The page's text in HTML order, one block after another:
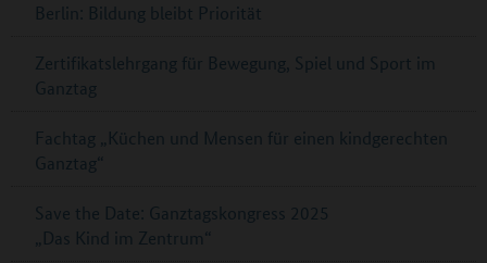
Berlin: Bildung bleibt Priorität
Zertifikatslehrgang für Bewegung, Spiel und Sport im
Ganztag
Fachtag „Küchen und Mensen für einen kindgerechten
Ganztag“
Save the Date: Ganztagskongress 2025
„Das Kind im Zentrum“